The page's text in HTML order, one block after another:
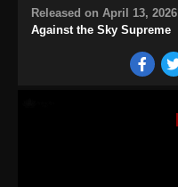
Released on April 13, 2026
Against the Sky Supreme